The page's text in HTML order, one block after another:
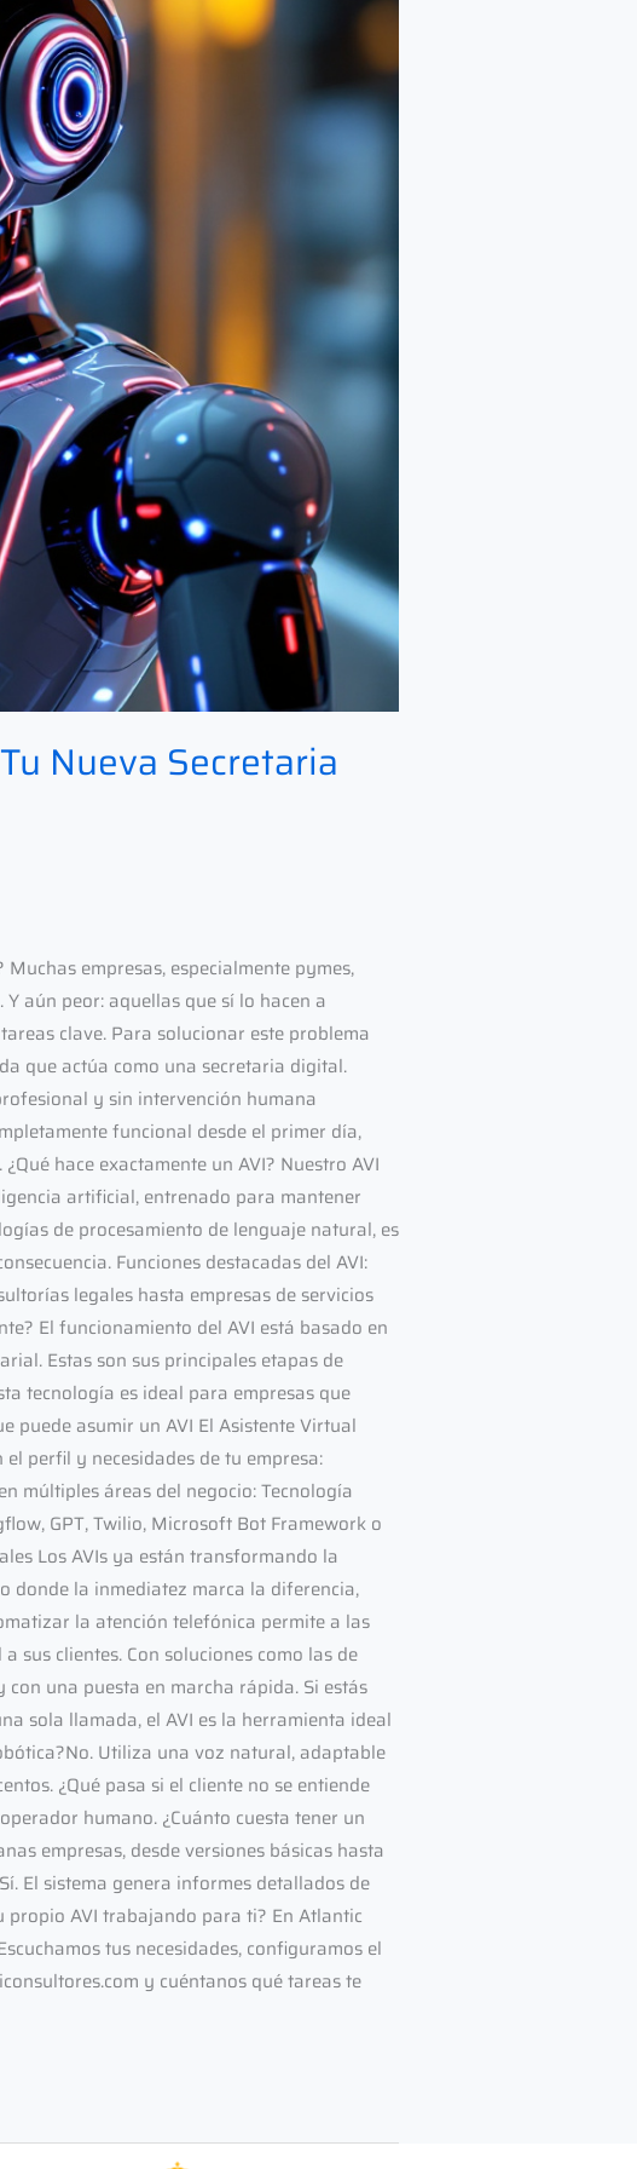
Nueva Secretaria
empresas, especialmente pymes,
aún peor: aquellas que sí lo hacen a
clave. Para solucionar este problema
que actúa como una secretaria digital.
y sin intervención humana
funcional desde el primer día,
hace exactamente un AVI? Nuestro AVI
artificial, entrenado para mantener
de procesamiento de lenguaje natural, es
Funciones destacadas del AVI:
legales hasta empresas de servicios
El funcionamiento del AVI está basado en
Estas son sus principales etapas de
tecnología es ideal para empresas que
puede asumir un AVI El Asistente Virtual
perfil y necesidades de tu empresa:
múltiples áreas del negocio: Tecnología
GPT, Twilio, Microsoft Bot Framework o
Los AVIs ya están transformando la
donde la inmediatez marca la diferencia,
la atención telefónica permite a las
sus clientes. Con soluciones como las de
una puesta en marcha rápida. Si estás
sola llamada, el AVI es la herramienta ideal
Utiliza una voz natural, adaptable
¿Qué pasa si el cliente no se entiende
humano. ¿Cuánto cuesta tener un
empresas, desde versiones básicas hasta
El sistema genera informes detallados de
propio AVI trabajando para ti? En Atlantic
tus necesidades, configuramos el
y cuéntanos qué tareas te